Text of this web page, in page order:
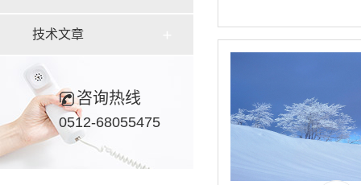
技术文章
咨询热线
0512-68055475